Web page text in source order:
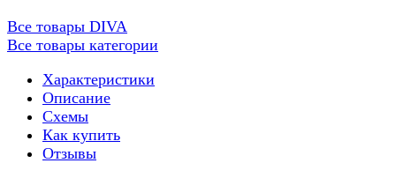
Все товары DIVA
Все товары категории
Характеристики
Описание
Схемы
Как купить
Отзывы